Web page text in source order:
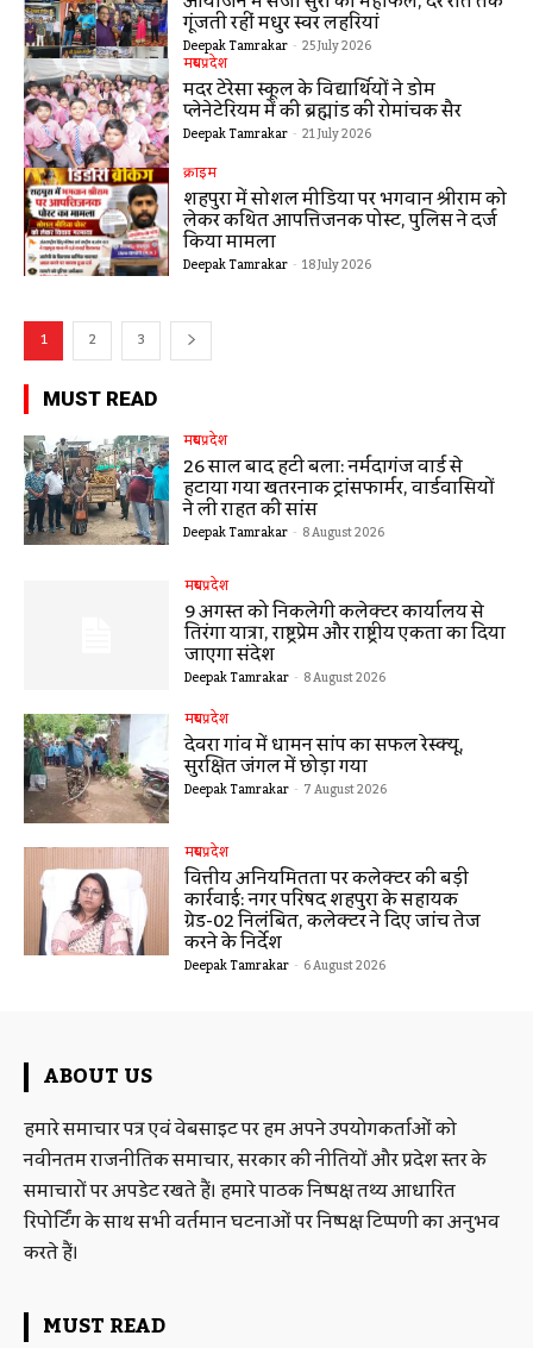
गूंजती रहीं मधुर स्वर लहरियां
Deepak Tamrakar - 25 July 2026
मध्यप्रदेश
मदर टेरेसा स्कूल के विद्यार्थियों ने डोम
प्लेनेटेरियम में की ब्रह्मांड की रोमांचक सैर
Deepak Tamrakar - 21 July 2026
क्राइम
शहपुरा में सोशल मीडिया पर भगवान श्रीराम को
लेकर कथित आपत्तिजनक पोस्ट, पुलिस ने दर्ज
किया मामला
Deepak Tamrakar - 18 July 2026
1 2 3
MUST READ
मध्यप्रदेश
26 साल बाद हटी बला: नर्मदागंज वार्ड से
हटाया गया खतरनाक ट्रांसफार्मर, वार्डवासियों
ने ली राहत की सांस
Deepak Tamrakar - 8 August 2026
मध्यप्रदेश
9 अगस्त को निकलेगी कलेक्टर कार्यालय से
तिरंगा यात्रा, राष्ट्रप्रेम और राष्ट्रीय एकता का दिया
जाएगा संदेश
Deepak Tamrakar - 8 August 2026
मध्यप्रदेश
देवरा गांव में धामन सांप का सफल रेस्क्यू,
सुरक्षित जंगल में छोड़ा गया
Deepak Tamrakar - 7 August 2026
मध्यप्रदेश
वित्तीय अनियमितता पर कलेक्टर की बड़ी
कार्रवाई: नगर परिषद शहपुरा के सहायक
ग्रेड-02 निलंबित, कलेक्टर ने दिए जांच तेज
करने के निर्देश
Deepak Tamrakar - 6 August 2026
ABOUT US
हमारे समाचार पत्र एवं वेबसाइट पर हम अपने उपयोगकर्ताओं को
नवीनतम राजनीतिक समाचार, सरकार की नीतियों और प्रदेश स्तर के
समाचारों पर अपडेट रखते हैं। हमारे पाठक निष्पक्ष तथ्य आधारित
रिपोर्टिंग के साथ सभी वर्तमान घटनाओं पर निष्पक्ष टिप्पणी का अनुभव
करते हैं।
MUST READ